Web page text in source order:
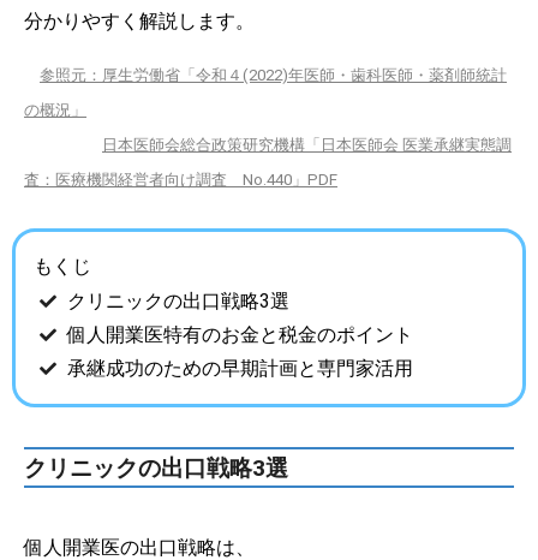
分かりやすく解説します。
参照元： 厚生労働省「令和４(2022)年医師・歯科医師・薬剤師統計
の概況」
日本医師会総合政策研究機構「日本医師会 医業承継実態調
査：医療機関経営者向け調査 No.440」PDF
もくじ
クリニックの出口戦略3選
個人開業医特有のお金と税金のポイント
承継成功のための早期計画と専門家活用
クリニックの出口戦略3選
個人開業医の出口戦略は、